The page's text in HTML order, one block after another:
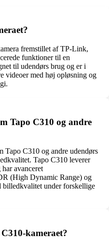
fremstillet af TP-Link,
funktioner til en
til udendørs brug og er i
videoer med høj opløsning og
Tapo C310 og andre
Tapo C310 og andre udendørs
Tapo C310 leverer
avanceret
(High Dynamic Range) og
under forskellige
kameraet?